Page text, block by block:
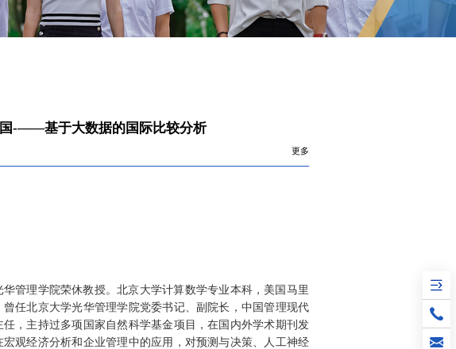
国-——基于大数据的国际比较分析
更多
华管理学院荣休教授。北京大学计算数学专业本科，美国马里
任北京大学光华管理学院党委书记、副院长，中国管理现代
，主持过多项国家自然科学基金项目，在国内外学术期刊发
观经济分析和企业管理中的应用，对预测与决策、人工神经